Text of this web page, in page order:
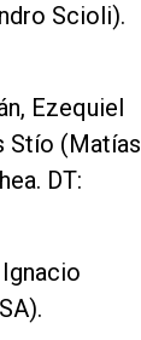
Scioli).
Ezequiel
Stío (Matías
DT:
Ignacio